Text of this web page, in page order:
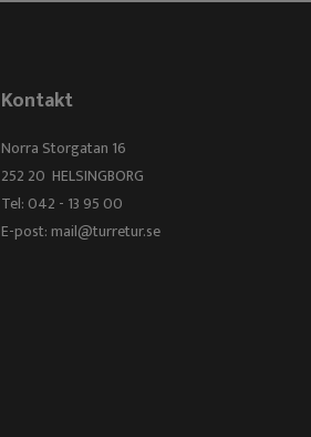
Kontakt
Norra Storgatan 16
252 20 HELSINGBORG
Tel: 042 - 13 95 00
E-post:mail@turretur.se